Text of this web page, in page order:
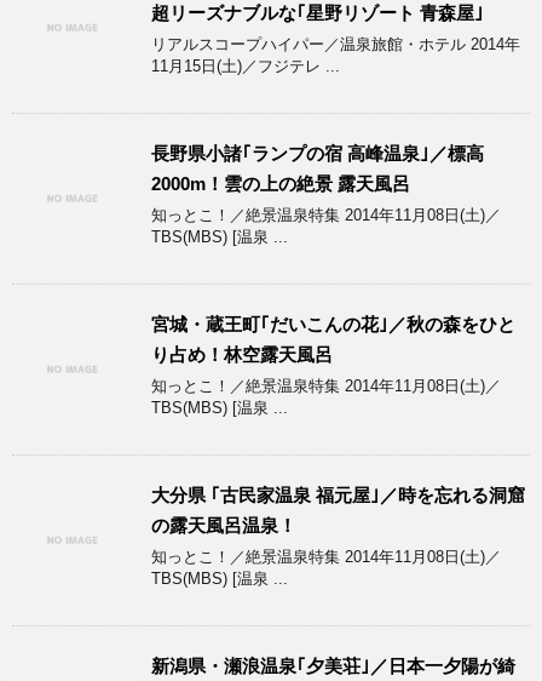
超リーズナブルな｢星野リゾート 青森屋｣
リアルスコープハイパー／温泉旅館・ホテル 2014年
11月15日(土)／フジテレ ...
長野県小諸｢ランプの宿 高峰温泉｣／標高
2000m！雲の上の絶景 露天風呂
知っとこ！／絶景温泉特集 2014年11月08日(土)／
TBS(MBS) [温泉 ...
宮城・蔵王町｢だいこんの花｣／秋の森をひと
り占め！林空露天風呂
知っとこ！／絶景温泉特集 2014年11月08日(土)／
TBS(MBS) [温泉 ...
大分県 ｢古民家温泉 福元屋｣／時を忘れる洞窟
の露天風呂温泉！
知っとこ！／絶景温泉特集 2014年11月08日(土)／
TBS(MBS) [温泉 ...
新潟県・瀬浪温泉｢夕美荘｣／日本一夕陽が綺